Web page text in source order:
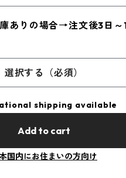
ありの場合→注文後3日～
選択する（必須）
shipping available
Add to cart
国内にお住まいの方向け